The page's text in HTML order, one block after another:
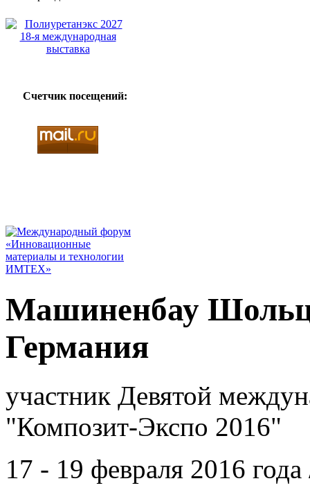
Счетчик посещений:
Машиненбау
Германия
участник Девятой
"Композит-Экспо 2016"
17 - 19 февраля 2016